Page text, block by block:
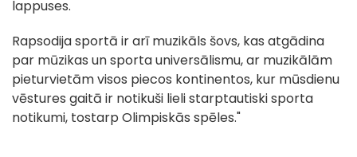
lappuses.
Rapsodija sportā ir arī muzikāls šovs, kas atgādina
par mūzikas un sporta universālismu, ar muzikālām
pieturvietām visos piecos kontinentos, kur mūsdienu
vēstures gaitā ir notikuši lieli starptautiski sporta
notikumi, tostarp Olimpiskās spēles."